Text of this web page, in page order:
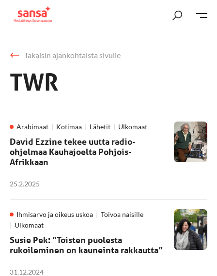
Takaisin ajankohtaista sivulle
TWR
Arabimaat Kotimaa Lähetit Ulkomaat
David Ezzine tekee uutta radio-
ohjelmaa Kauhajoelta Pohjois-
Afrikkaan
25.2.2025
Ihmisarvo ja oikeus uskoa
Toivoa naisille
Ulkomaat
Susie Pek: ”Toisten puolesta
rukoileminen on kauneinta rakkautta”
31.12.2024